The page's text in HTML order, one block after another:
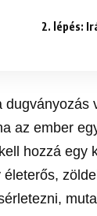
2. lépés:
az ember
hozzá egy